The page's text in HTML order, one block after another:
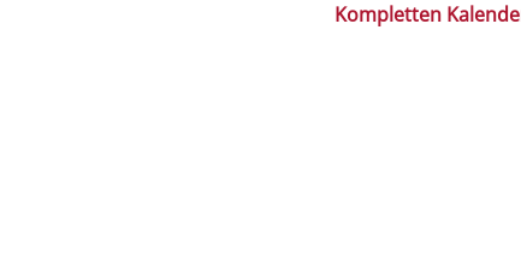
Kompletten